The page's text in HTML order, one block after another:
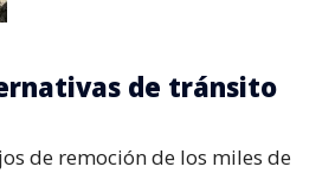
de tránsito
de remoción de los miles de